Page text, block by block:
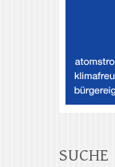
SUCHE